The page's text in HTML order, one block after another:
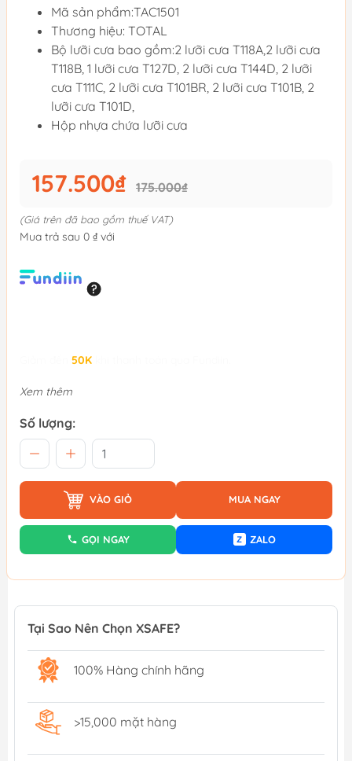
Mã sản phẩm:TAC1501
Thương hiệu: TOTAL
Bộ lưỡi cưa bao gồm:2 lưỡi cưa T118A, 2 lưỡi cưa
T118B, 1 lưỡi cưa T127D, 2 lưỡi cưa T144D, 2 lưỡi
cưa T111C, 2 lưỡi cưa T101BR, 2 lưỡi cưa T101B, 2
lưỡi cưa T101D,
Hộp nhựa chứa lưỡi cưa
157.500₫ 175.000₫
(Giá trên đã bao gồm thuế VAT)
Mua trả sau 0 ₫ với
50K
Xem thêm
Số lượng:
VÀO GIỎ MUA NGAY
GỌI NGAY Z ZALO
Tại Sao Nên Chọn XSAFE?
100% Hàng chính hãng
>15,000 mặt hàng